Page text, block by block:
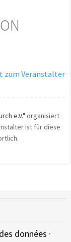
zum Veranstalter
e.V." organisiert
ist für diese
données ·